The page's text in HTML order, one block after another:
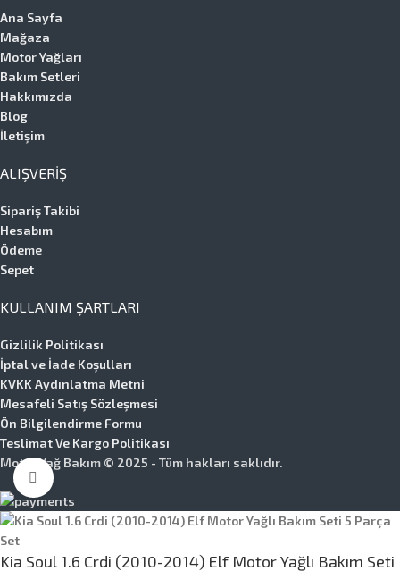
Büyütmek için tıklayın
Ana Sayfa
Mağaza
Motor Yağları
Bakım Setleri
Hakkımızda
Blog
İletişim
ALIŞVERIŞ
Sipariş Takibi
Hesabım
Ödeme
Sepet
KULLANIM ŞARTLARI
Gizlilik Politikası
İptal ve İade Koşulları
KVKK Aydınlatma Metni
Mesafeli Satış Sözleşmesi
Ön Bilgilendirme Formu
Teslimat Ve Kargo Politikası
Motor Yağ Bakım © 2025 - Tüm hakları saklıdır.
Kia Soul 1.6 Crdi (2010-2014) Elf Motor Yağlı Bakım Seti